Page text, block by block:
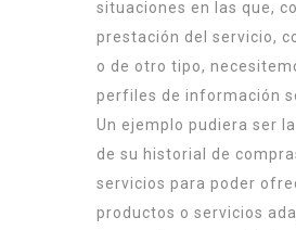
situaciones en las que,
prestación del servicio,
o de otro tipo,
perfiles de información
Un ejemplo pudiera ser
de su historial de
servicios para poder
productos o servicios